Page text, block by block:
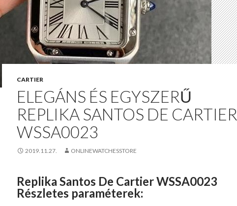
CARTIER
ELEGÁNS ÉS EGYSZERŰ
REPLIKA SANTOS DE CARTIER
WSSA0023
2019.11.27. ONLINEWATCHESSTORE
Replika Santos De Cartier WSSA0023
Részletes paraméterek: